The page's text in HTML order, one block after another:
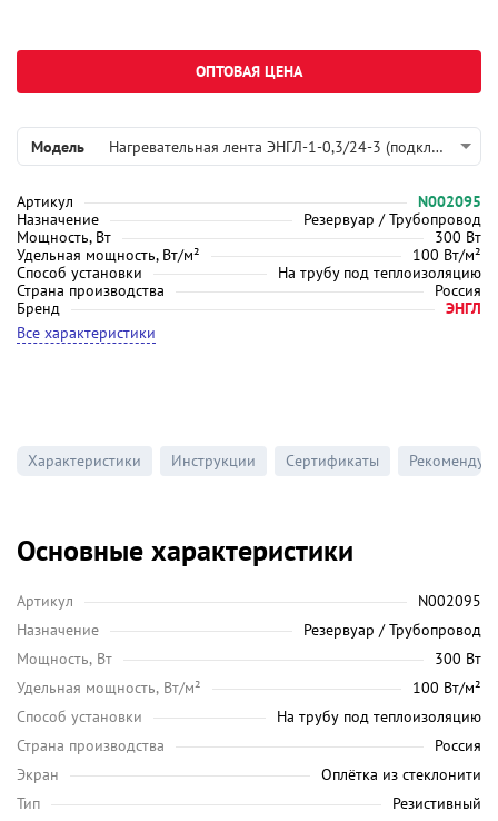
Модель Нагревательная лента ЭНГЛ-1-0,3/24-3 (подключение с двух сторон)
Артикул
N002095
Назначение
Резервуар / Трубопровод
Мощность, Вт
300 Вт
Удельная мощность, Вт/м²
100 Вт/м²
Способ установки
На трубу под теплоизоляцию
Страна производства
Россия
Бренд
ЭНГЛ
Все характеристики
ОПТОВАЯ ЦЕНА
Характеристики Инструкции Сертификаты
Основные характеристики
Артикул
N002095
Назначение
Резервуар / Трубопровод
Мощность, Вт
300 Вт
Удельная мощность, Вт/м²
100 Вт/м²
Способ установки
На трубу под теплоизоляцию
Страна производства
Россия
Экран
Оплётка из стеклонити
Тип
Резистивный